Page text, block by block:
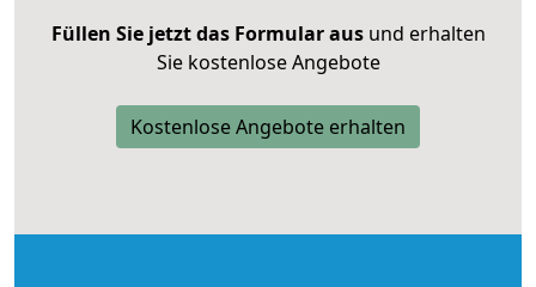
Füllen Sie jetzt das Formular ausund erhalten
Sie kostenlose Angebote
Kostenlose Angebote erhalten